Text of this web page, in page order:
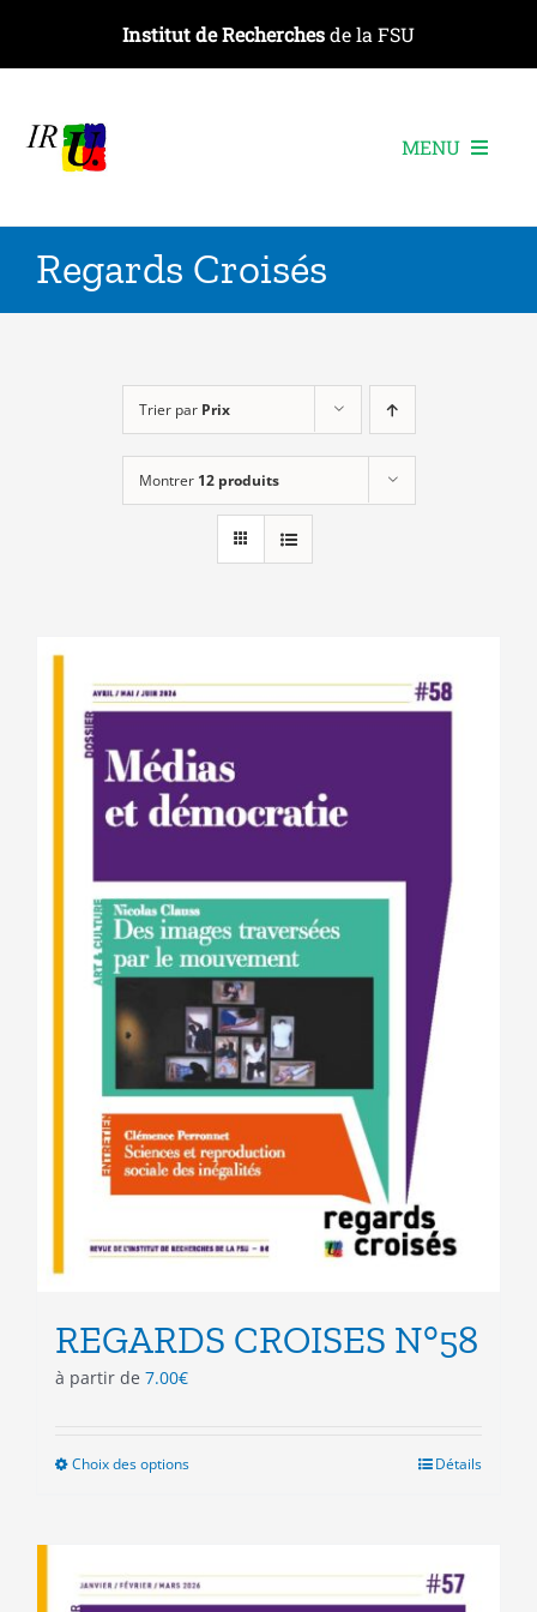
contenu
Institut de Recherchesde la FSU
MENU
Les recherches
Les événements
Regards Croisés
Trier par Prix
Montrer 12 produits
REGARDS CROISES N°58
à partir de 7.00€
Choix des optionsCe
variations.
Détails